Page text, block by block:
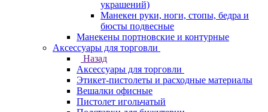
украшений)
Манекен руки, ноги, стопы, бедра и
бюсты подвесные
Манекены портновские и контурные
Аксессуары для торговли
Назад
Аксессуары для торговли
Этикет-пистолеты и расходные материалы
Вешалки офисные
Пистолет игольчатый